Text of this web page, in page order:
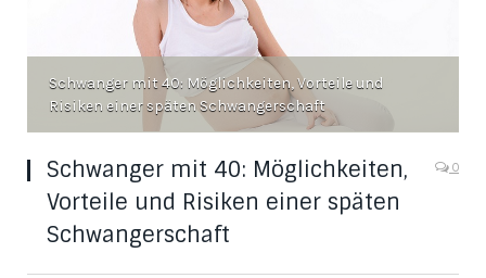
Schwanger mit 40: Möglichkeiten, Vorteile und
Risiken einer späten Schwangerschaft
Schwanger mit 40: Möglichkeiten,
Vorteile und Risiken einer späten
Schwangerschaft
0